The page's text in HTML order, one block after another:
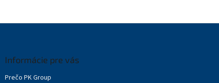
Informácie pre vás
Prečo PK Group